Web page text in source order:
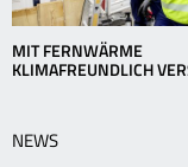
MIT FERNWÄRME
KLIMAFREUNDLICH
NEWS